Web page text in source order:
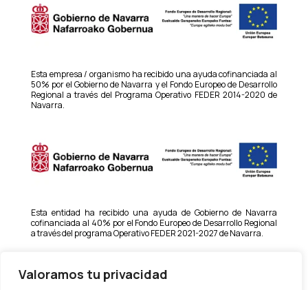
Valoramos tu privacidad
Esta empresa / organismo ha recibido una ayuda cofinanciada al
50% por el Gobierno de Navarra y el Fondo Europeo de Desarrollo
Regional a través del Programa Operativo FEDER 2014-2020 de
Navarra.
Esta entidad ha recibido una ayuda de Gobierno de Navarra
cofinanciada al 40% por el Fondo Europeo de Desarrollo Regional
a través del programa Operativo FEDER 2021-2027 de Navarra.